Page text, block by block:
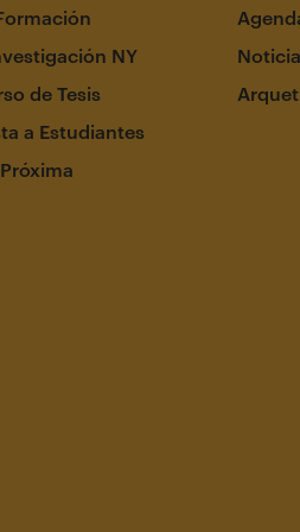
NY
de Tesis
a Estudiantes